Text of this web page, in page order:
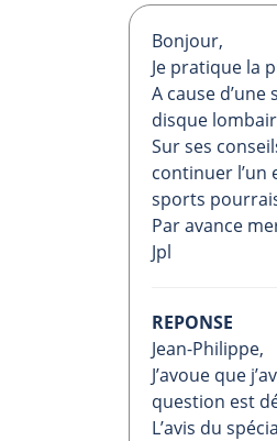
Bonjour,
Je pratique la
A cause
disque
Sur ses
continuer l’un
sports
Par avance
Jpl
REPONSE
Jean-Philippe,
J’avoue que
question est
L’avis du